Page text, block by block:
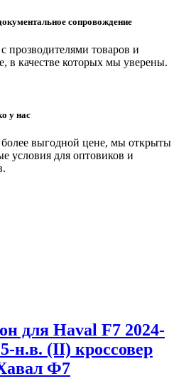
сопровождение
товаров и
в качестве которых мы уверены.
у нас
выгодной цене, мы открыты
условия для оптовиков и
для Haval F7 2024-
н.в. (II) кроссовер
Ф7